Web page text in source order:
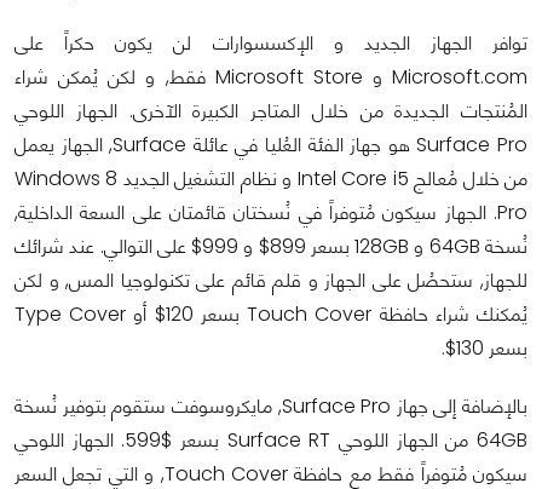
توافر الجهاز الجديد و الإكسسوارات لن يكون حكراً على
Microsoft.com و Microsoft Store فقط, و لكن يُمكن شراء
المُنتجات الجديدة من خلال المتاجر الكبيرة الآخرى. الجهاز اللوحي
Surface Pro هو جهاز الفئة العُليا في عائلة Surface, الجهاز يعمل
من خلال مُعالج Intel Core i5 و نظام التشغيل الجديد Windows 8
Pro. الجهاز سيكون مُتوفراً في نُسختان قائمتان على السعة الداخلية,
نُسخة 64GB و 128GB بسعر 899$ و 999$ على التوالي. عند شرائك
للجهاز, ستحصُل على الجهاز و قلم قائم على تكنولوجيا المس, و لكن
يُمكنك شراء حافظة Touch Cover بسعر 120$ أو Type Cover
بسعر 130$.
بالإضافة إلى جهاز Surface Pro, مايكروسوفت ستقوم بتوفير نُسخة
64GB من الجهاز اللوحي Surface RT بسعر $599. الجهاز اللوحي
سيكون مُتوفراً فقط مع حافظة Touch Cover, و التي تجعل السعر